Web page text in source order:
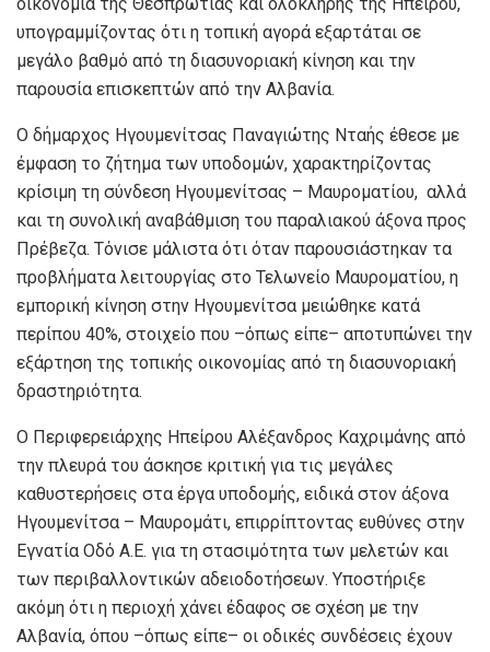
υπογραμμίζοντας ότι η τοπική αγορά εξαρτάται σε
μεγάλο βαθμό από τη διασυνοριακή κίνηση και την
παρουσία επισκεπτών από την Αλβανία.
Ο δήμαρχος Ηγουμενίτσας Παναγιώτης Νταής έθεσε με
έμφαση το ζήτημα των υποδομών, χαρακτηρίζοντας
κρίσιμη τη σύνδεση Ηγουμενίτσας – Μαυροματίου, αλλά
και τη συνολική αναβάθμιση του παραλιακού άξονα προς
Πρέβεζα. Τόνισε μάλιστα ότι όταν παρουσιάστηκαν τα
προβλήματα λειτουργίας στο Τελωνείο Μαυροματίου, η
εμπορική κίνηση στην Ηγουμενίτσα μειώθηκε κατά
περίπου 40%, στοιχείο που –όπως είπε– αποτυπώνει την
εξάρτηση της τοπικής οικονομίας από τη διασυνοριακή
δραστηριότητα.
Ο Περιφερειάρχης Ηπείρου Αλέξανδρος Καχριμάνης από
την πλευρά του άσκησε κριτική για τις μεγάλες
καθυστερήσεις στα έργα υποδομής, ειδικά στον άξονα
Ηγουμενίτσα – Μαυρομάτι, επιρρίπτοντας ευθύνες στην
Εγνατία Οδό Α.Ε. για τη στασιμότητα των μελετών και
των περιβαλλοντικών αδειοδοτήσεων. Υποστήριξε
ακόμη ότι η περιοχή χάνει έδαφος σε σχέση με την
Αλβανία, όπου –όπως είπε– οι οδικές συνδέσεις έχουν